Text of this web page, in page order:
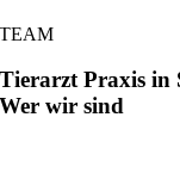
TEAM
Tierarzt Praxis in
Wer wir sind